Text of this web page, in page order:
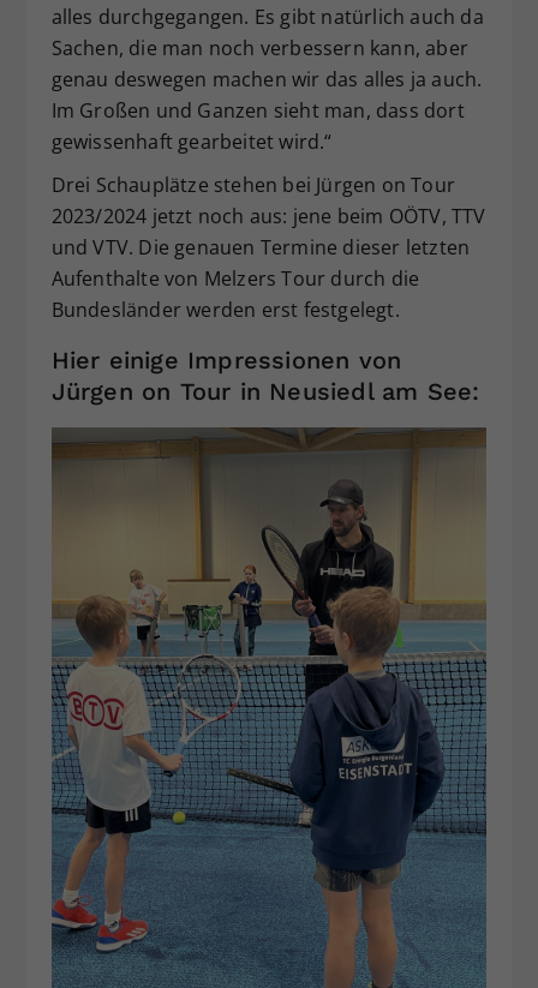
alles durchgegangen. Es gibt natürlich auch da
Sachen, die man noch verbessern kann, aber
genau deswegen machen wir das alles ja auch.
Im Großen und Ganzen sieht man, dass dort
gewissenhaft gearbeitet wird.“
Drei Schauplätze stehen bei Jürgen on Tour
2023/2024 jetzt noch aus: jene beim OÖTV, TTV
und VTV. Die genauen Termine dieser letzten
Aufenthalte von Melzers Tour durch die
Bundesländer werden erst festgelegt.
Hier einige Impressionen von
Jürgen on Tour in Neusiedl am See: